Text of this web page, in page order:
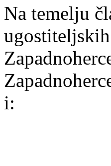
Na temelju
i: